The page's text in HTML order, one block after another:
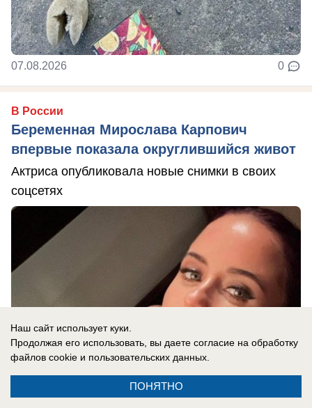
07.08.2026 0
В России
Беременная Мирослава Карпович
впервые показала округлившийся живот
Актриса опубликовала новые снимки в своих
соцсетях
Наш сайт использует куки.
Продолжая его использовать, вы даете согласие на обработку
файлов cookie и пользовательских данных.
ПОНЯТНО